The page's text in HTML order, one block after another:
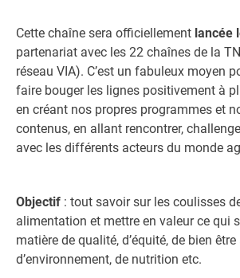
Cette chaîne sera officiellement lancée
partenariat avec les 22 chaînes de la
réseau VIA). C’est un fabuleux moyen
faire bouger les lignes positivement à
en créant nos propres programmes et
contenus, en allant rencontrer,
avec les différents acteurs du monde
Objectif : tout savoir sur les coulisses
alimentation et mettre en valeur ce qui
matière de qualité, d’équité, de bien
d’environnement, de nutrition etc.